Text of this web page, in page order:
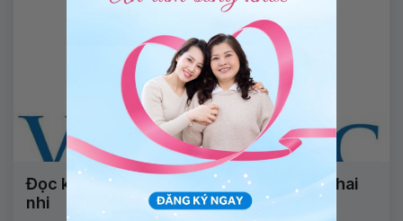
Đọc kết quả xét nghiệm sàng lọc dị tật thai
nhi